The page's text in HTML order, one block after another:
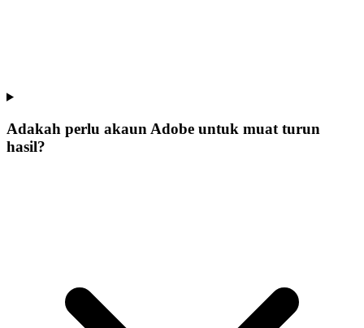
Adakah perlu akaun Adobe untuk muat turun
hasil?